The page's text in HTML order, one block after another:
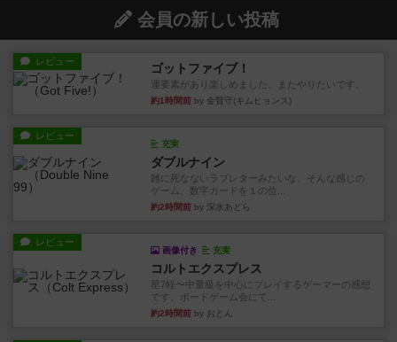
会員の新しい投稿
レビュー ゴットファイブ！
運要素があり楽しめました。またやりたいです。
約1時間前 by 金賢守(キムヒョンス)
レビュー
充実
ダブルナイン
雑に死なないラブレターみたいな、そんな感じの
ゲーム。数字カードを１の位...
約2時間前 by 深水あどら
レビュー
画像付き 充実
コルトエクスプレス
星7軽〜中量級を中心にプレイするゲーマーの感想
です。ボードゲーム会にて...
約2時間前 by おとん